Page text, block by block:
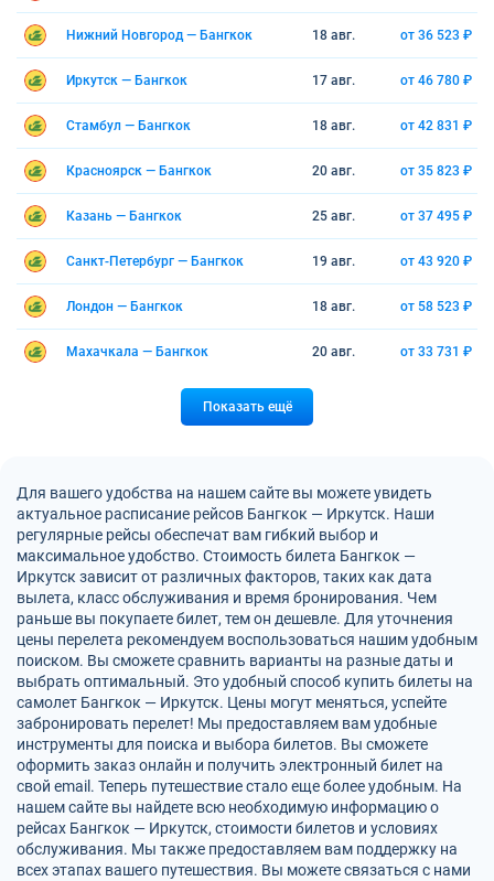
Нижний Новгород — Бангкок 18 авг. от 36 523 ₽
Иркутск — Бангкок 17 авг. от 46 780 ₽
Стамбул — Бангкок 18 авг. от 42 831 ₽
Красноярск — Бангкок 20 авг. от 35 823 ₽
Казань — Бангкок 25 авг. от 37 495 ₽
Санкт-Петербург — Бангкок 19 авг. от 43 920 ₽
Лондон — Бангкок 18 авг. от 58 523 ₽
Махачкала — Бангкок 20 авг. от 33 731 ₽
Показать ещё
Для вашего удобства на нашем сайте вы можете увидеть
актуальное расписание рейсов Бангкок — Иркутск. Наши
регулярные рейсы обеспечат вам гибкий выбор и
максимальное удобство. Стоимость билета Бангкок —
Иркутск зависит от различных факторов, таких как дата
вылета, класс обслуживания и время бронирования. Чем
раньше вы покупаете билет, тем он дешевле. Для уточнения
цены перелета рекомендуем воспользоваться нашим удобным
поиском. Вы сможете сравнить варианты на разные даты и
выбрать оптимальный. Это удобный способ купить билеты на
самолет Бангкок — Иркутск. Цены могут меняться, успейте
забронировать перелет! Мы предоставляем вам удобные
инструменты для поиска и выбора билетов. Вы сможете
оформить заказ онлайн и получить электронный билет на
свой email. Теперь путешествие стало еще более удобным. На
нашем сайте вы найдете всю необходимую информацию о
рейсах Бангкок — Иркутск, стоимости билетов и условиях
обслуживания. Мы также предоставляем вам поддержку на
всех этапах вашего путешествия. Вы можете связаться с нами